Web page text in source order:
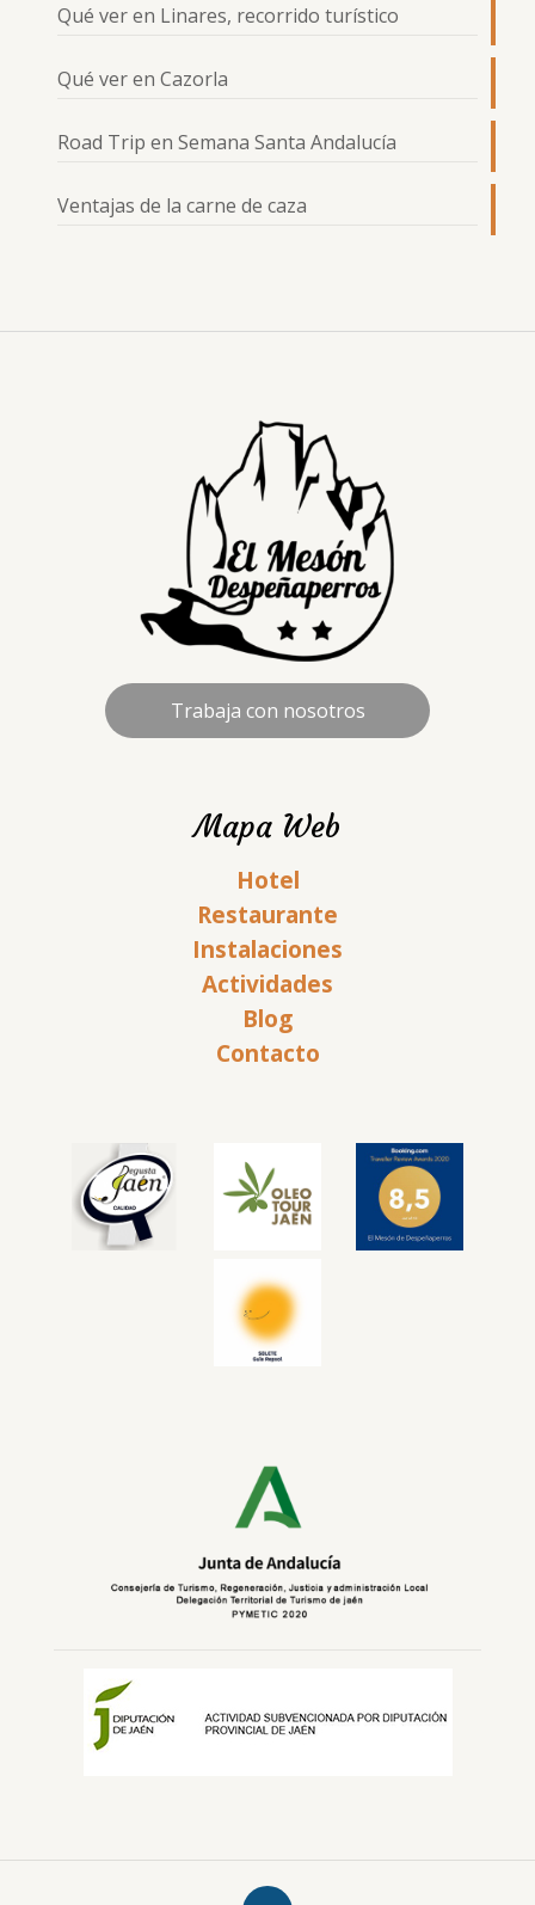
Qué ver en Linares, recorrido turístico
Qué ver en Cazorla
Road Trip en Semana Santa Andalucía
Ventajas de la carne de caza
Trabaja con nosotros
Mapa Web
Hotel
Restaurante
Instalaciones
Actividades
Blog
Contacto